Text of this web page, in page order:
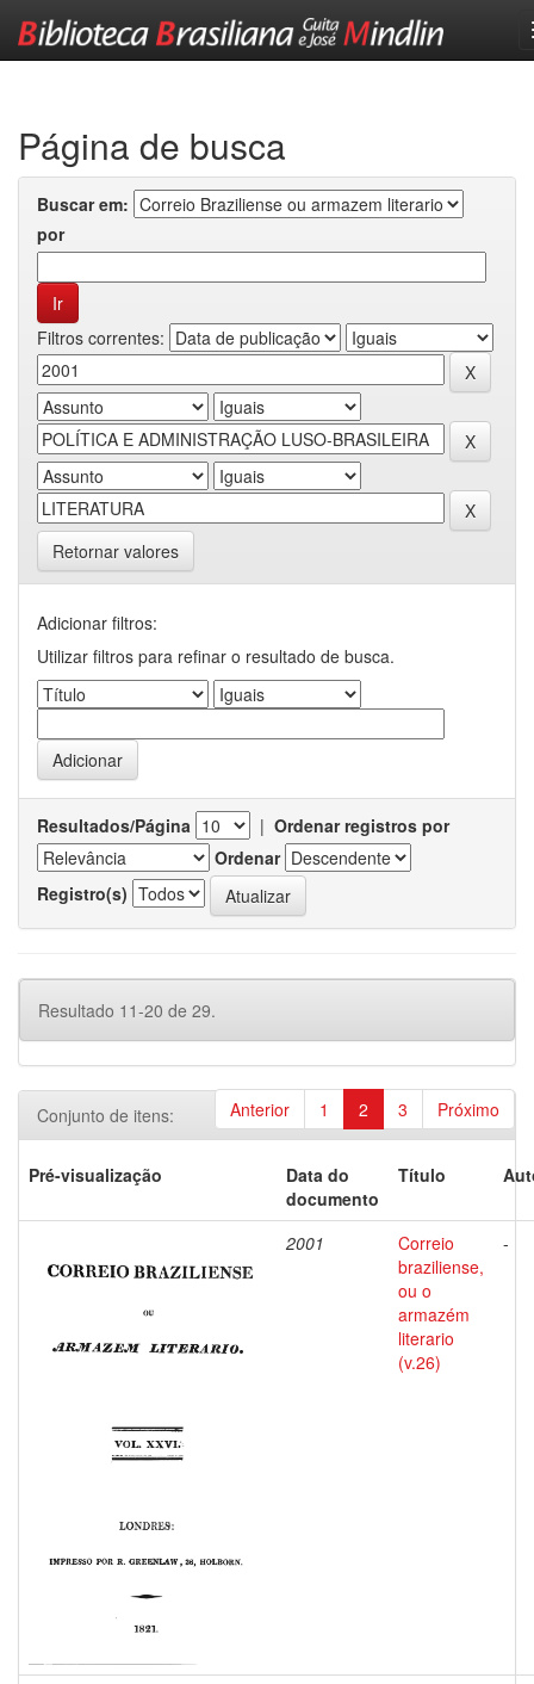
Página de busca
Buscar em:
por
Filtros correntes:
Retornar valores
Adicionar filtros:
Utilizar filtros para refinar o resultado de busca.
Resultados/Página | Ordenar registros por
Ordenar
Registro(s)
Resultado 11-20 de 29.
Anterior 1 2 3 Próximo
Conjunto de itens:
Pré-visualização
Data do
documento
Título
2001
Correio
braziliense,
ou o
armazém
literario
(v.26)
-